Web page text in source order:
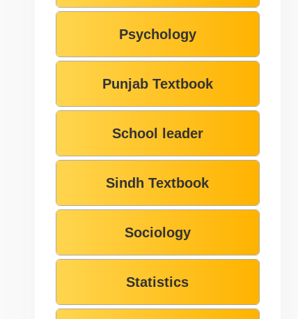
Psychology
Punjab Textbook
School leader
Sindh Textbook
Sociology
Statistics